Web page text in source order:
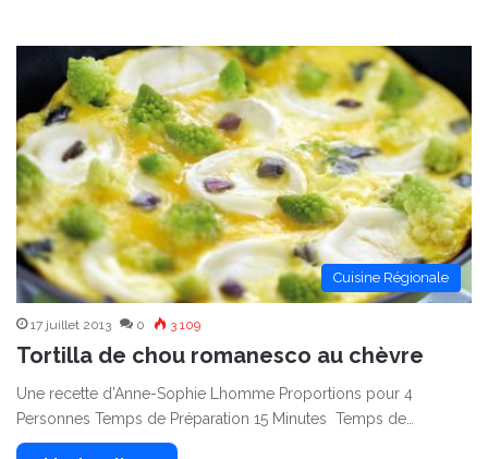
Cuisine Régionale
17 juillet 2013 0 3 109
Tortilla de chou romanesco au chèvre
Une recette d’Anne-Sophie Lhomme Proportions pour 4
Personnes Temps de Préparation 15 Minutes Temps de…